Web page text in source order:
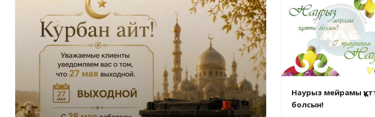
Наурыз мейрамы
болсын!